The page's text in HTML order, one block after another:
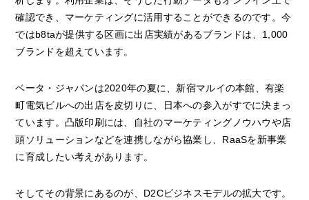
確認でき、マーケティングに活用することができるのです。今
ではb8taが提供する区画に出店実績があるブランドは、1,000
ブランドを超えています。
ベータ・ジャパンは2020年の夏に、新宿マルイの本館、有楽
町電気ビルへの出店を皮切りに、日本への参入がすでに決まっ
ています。凸版印刷には、自社のマーケティングノウハウや店
頭ソリューションなどを連携しながら協業し、RaaSを新事業
に育成したい考えがあります。
そしてその背景にあるのが、D2Cビジネスモデルの拡大です。